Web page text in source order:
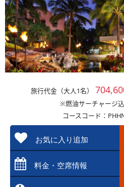
旅行代金（大人1名）
※燃油サーチャージ
コースコード：
お気に入り追加
料金・空席情報